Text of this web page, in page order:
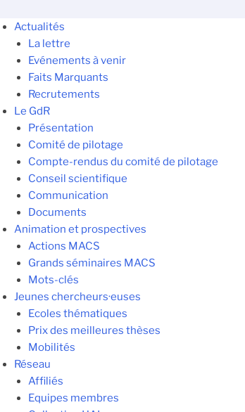
Actualités
La lettre
Evénements à venir
Faits Marquants
Recrutements
Le GdR
Présentation
Comité de pilotage
Compte-rendus du comité de pilotage
Conseil scientifique
Communication
Documents
Animation et prospectives
Actions MACS
Grands séminaires MACS
Mots-clés
Jeunes chercheurs·euses
Ecoles thématiques
Prix des meilleures thèses
Mobilités
Réseau
Affiliés
Equipes membres